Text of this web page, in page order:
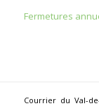
Fermetures
Courrier du Val-